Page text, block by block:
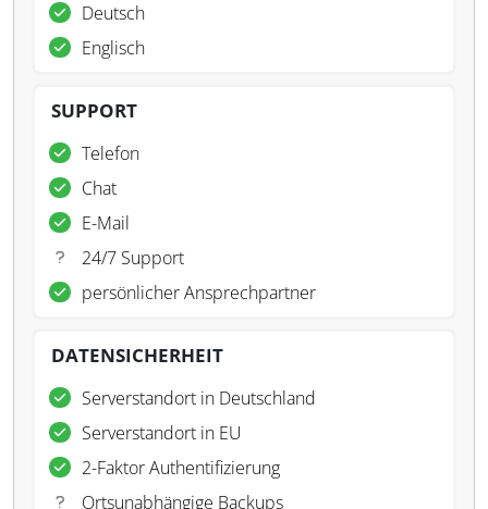
Deutsch
Englisch
SUPPORT
Telefon
Chat
E-Mail
24/7 Support
persönlicher Ansprechpartner
DATENSICHERHEIT
Serverstandort in Deutschland
Serverstandort in EU
2-Faktor Authentifizierung
Ortsunabhängige Backups